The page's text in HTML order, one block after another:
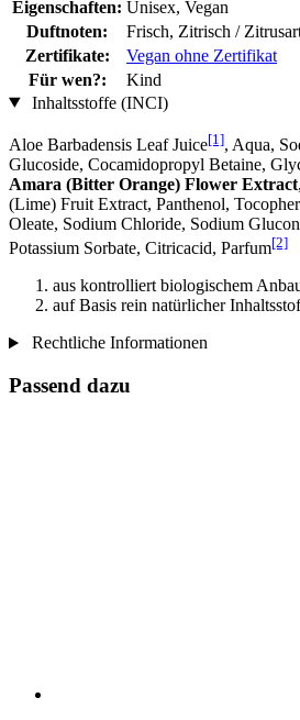
Eigenschaften: Unisex, Vegan
Duftnoten:
Frisch, Zitrisch /
Zertifikate:
Vegan ohne Zertifikat
Für wen?:
Kind
Inhaltsstoffe (INCI)
Aloe Barbadensis Leaf Juice[1], Aqua,
Glucoside, Cocamidopropyl Betaine,
Amara (Bitter Orange) Flower Extract
(Lime) Fruit Extract, Panthenol,
Oleate, Sodium Chloride, Sodium
Potassium Sorbate, Citricacid, Parfum[2]
aus kontrolliert biologischem
auf Basis rein natürlicher
Rechtliche Informationen
Passend dazu